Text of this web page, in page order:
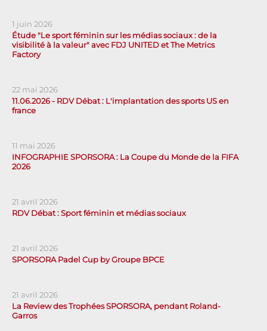
1 juin 2026
Étude "Le sport féminin sur les médias sociaux : de la
visibilité à la valeur" avec FDJ UNITED et The Metrics
Factory
22 mai 2026
11.06.2026 - RDV Débat : L'implantation des sports US en
france
11 mai 2026
INFOGRAPHIE SPORSORA : La Coupe du Monde de la FIFA
2026
21 avril 2026
RDV Débat : Sport féminin et médias sociaux
21 avril 2026
SPORSORA Padel Cup by Groupe BPCE
21 avril 2026
La Review des Trophées SPORSORA, pendant Roland-
Garros